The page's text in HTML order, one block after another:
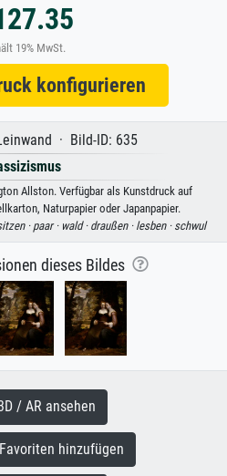
19% MwSt.
konfigurieren
· Bild-ID: 635
Allston. Verfügbar als Kunstdruck auf
Naturpapier oder Japanpapier.
· paar · wald · draußen · lesben · schwul
dieses Bildes
/ AR ansehen
hinzufügen